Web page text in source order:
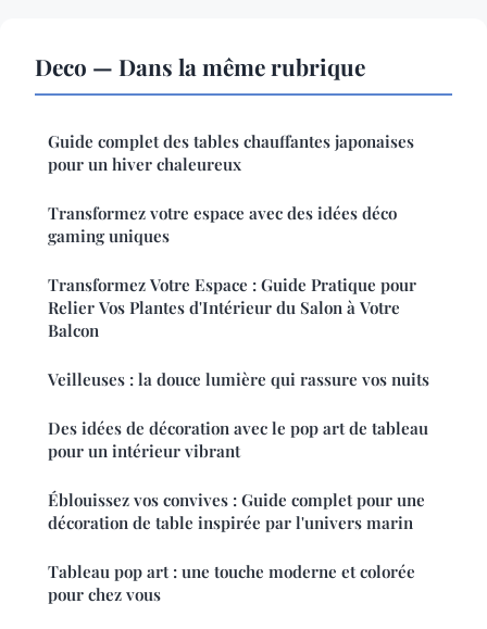
Deco — Dans la même rubrique
Guide complet des tables chauffantes japonaises
pour un hiver chaleureux
Transformez votre espace avec des idées déco
gaming uniques
Transformez Votre Espace : Guide Pratique pour
Relier Vos Plantes d'Intérieur du Salon à Votre
Balcon
Veilleuses : la douce lumière qui rassure vos nuits
Des idées de décoration avec le pop art de tableau
pour un intérieur vibrant
Éblouissez vos convives : Guide complet pour une
décoration de table inspirée par l'univers marin
Tableau pop art : une touche moderne et colorée
pour chez vous